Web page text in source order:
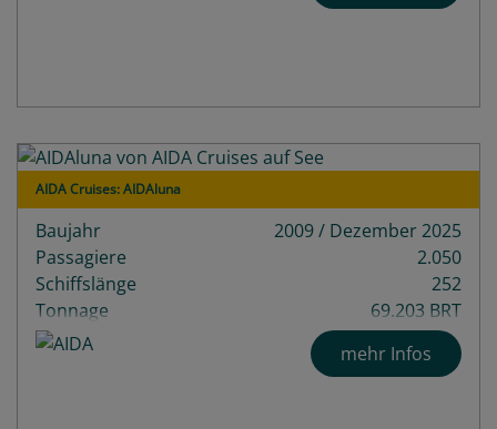
AIDA Cruises: AIDAluna
Baujahr
2009 / Dezember 2025
Passagiere
2.050
Schiffslänge
252
Tonnage
69.203 BRT
Decks
13
mehr Infos